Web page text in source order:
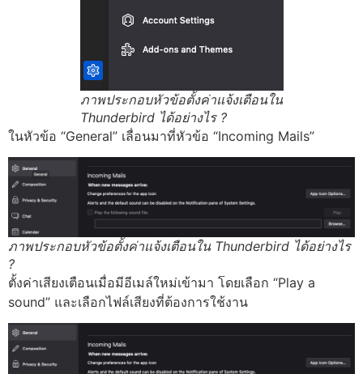
ภาพประกอบหัวข้อตั้งค่าแจ้งเตือนใน
Thunderbird ได้อย่างไร ?
ในหัวข้อ “General” เลื่อนมาที่หัวข้อ “Incoming Mails”
ภาพประกอบหัวข้อตั้งค่าแจ้งเตือนใน Thunderbird ได้อย่างไร
?
ตั้งค่าเสียงเตือนเมื่อมีอีเมล์ใหม่เข้ามา โดยเลือก “Play a
sound” และเลือกไฟล์เสียงที่ต้องการใช้งาน